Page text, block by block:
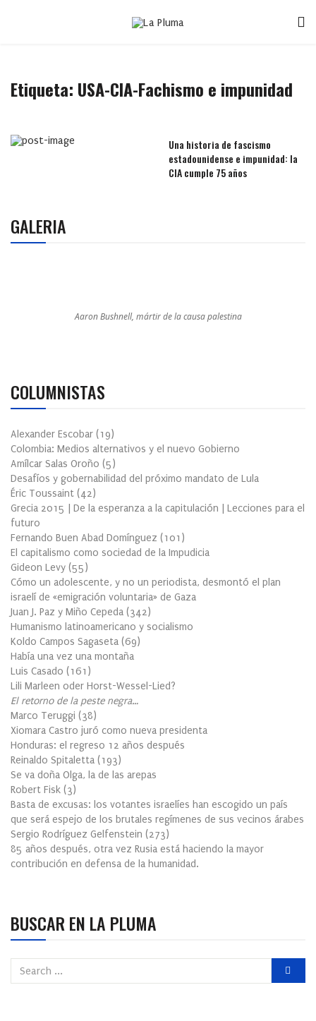
Etiqueta: USA-CIA-Fachismo e impunidad
Una historia de fascismo
estadounidense e impunidad: la
CIA cumple 75 años
GALERIA
Aaron Bushnell, mártir de la causa palestina
COLUMNISTAS
Alexander Escobar (19)
Colombia: Medios alternativos y el nuevo Gobierno
Amílcar Salas Oroño (5)
Desafíos y gobernabilidad del próximo mandato de Lula
Éric Toussaint (42)
Grecia 2015 | De la esperanza a la capitulación | Lecciones para el
futuro
Fernando Buen Abad Domínguez (101 )
El capitalismo como sociedad de la Impudicia
Gideon Levy (55)
Cómo un adolescente, y no un periodista, desmontó el plan
israelí de «emigración voluntaria» de Gaza
Juan J. Paz y Miño Cepeda (342)
Humanismo latinoamericano y socialismo
Koldo Campos Sagaseta (69)
Había una vez una montaña
Luis Casado (161 )
Lili Marleen oder Horst-Wessel-Lied?
El retorno de la peste negra…
Marco Teruggi (38)
Xiomara Castro juró como nueva presidenta
Honduras: el regreso 12 años después
Reinaldo Spitaletta (193)
Se va doña Olga, la de las arepas
Robert Fisk (3)
Basta de excusas: los votantes israelíes han escogido un país
que será espejo de los brutales regímenes de sus vecinos árabes
Sergio Rodríguez Gelfenstein (273)
85 años después, otra vez Rusia está haciendo la mayor
contribución en defensa de la humanidad.
BUSCAR EN LA PLUMA